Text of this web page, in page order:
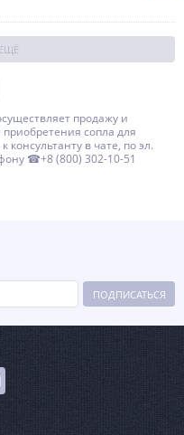
продажу и
приобретения сопла для
консультанту в чате, по эл.
☎+8 (800) 302-10-51
ПОДПИСАТЬСЯ